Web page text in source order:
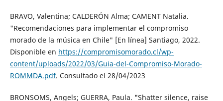
BRAVO, Valentina; CALDERÓN Alma; CAMENT Natalia.
"Recomendaciones para implementar el compromiso
morado de la música en Chile" [En línea] Santiago, 2022.
Disponible en https://compromisomorado.cl/wp-
content/uploads/2022/03/Guia-del-Compromiso-Morado-
ROMMDA.pdf. Consultado el 28/04/2023
BRONSOMS, Angels; GUERRA, Paula. "Shatter silence, raise